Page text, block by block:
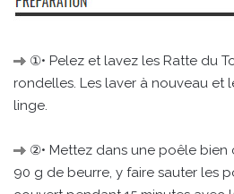
①• Pelez et lavez les Ratte du
rondelles. Les laver à nouveau et
linge.
②• Mettez dans une poêle bien
90 g de beurre, y faire sauter les